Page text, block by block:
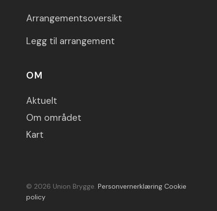
Arrangementsoversikt
Legg til arrangement
OM
Aktuelt
Om området
Kart
© 2026 Union Brygge. Personvernerklæring Cookie
policy